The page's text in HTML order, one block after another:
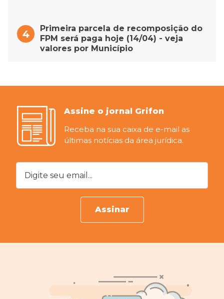
Primeira parcela de recomposição do
FPM será paga hoje (14/04) - veja
valores por Município
Assine o jornal Grifon
Receba na sua caixa de e-mail as
últimas notícias da área jurídica.
Digite seu email...
Assinar